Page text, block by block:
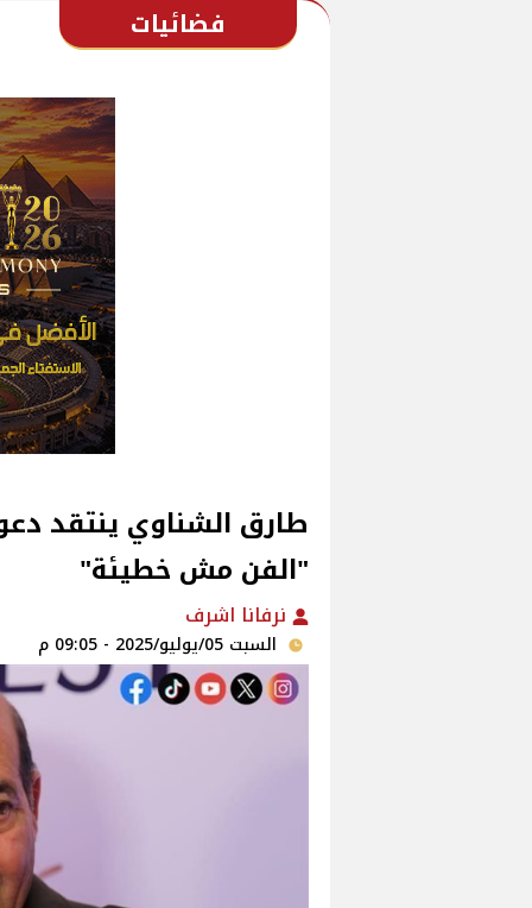
فضائيات
طارق الشناوي ينتقد
"الفن مش خطيئة"‎
نرفانا اشرف
السبت 05/يوليو/2025 - 09:05 م